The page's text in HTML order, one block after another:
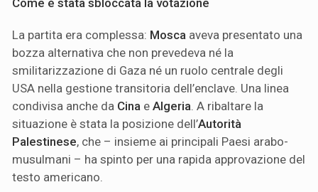
La partita era complessa: Mosca aveva presentato una
bozza alternativa che non prevedeva né la
smilitarizzazione di Gaza né un ruolo centrale degli
USA nella gestione transitoria dell’enclave. Una linea
condivisa anche da Cina e Algeria . A ribaltare la
situazione è stata la posizione dell’Autorità
Palestinese, che – insieme ai principali Paesi arabo-
musulmani – ha spinto per una rapida approvazione del
testo americano.